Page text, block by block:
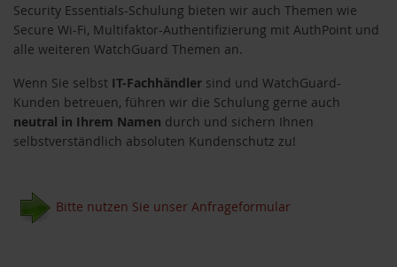
Security Essentials-Schulung bieten wir auch Themen wie
Secure Wi-Fi, Multifaktor-Authentifizierung mit AuthPoint und
alle weiteren WatchGuard Themen an.
Wenn Sie selbst IT-Fachhändler sind und WatchGuard-
Kunden betreuen, führen wir die Schulung gerne auch
neutral in Ihrem Namen durch und sichern Ihnen
selbstverständlich absoluten Kundenschutz zu!
Bitte nutzen Sie unser Anfrageformular